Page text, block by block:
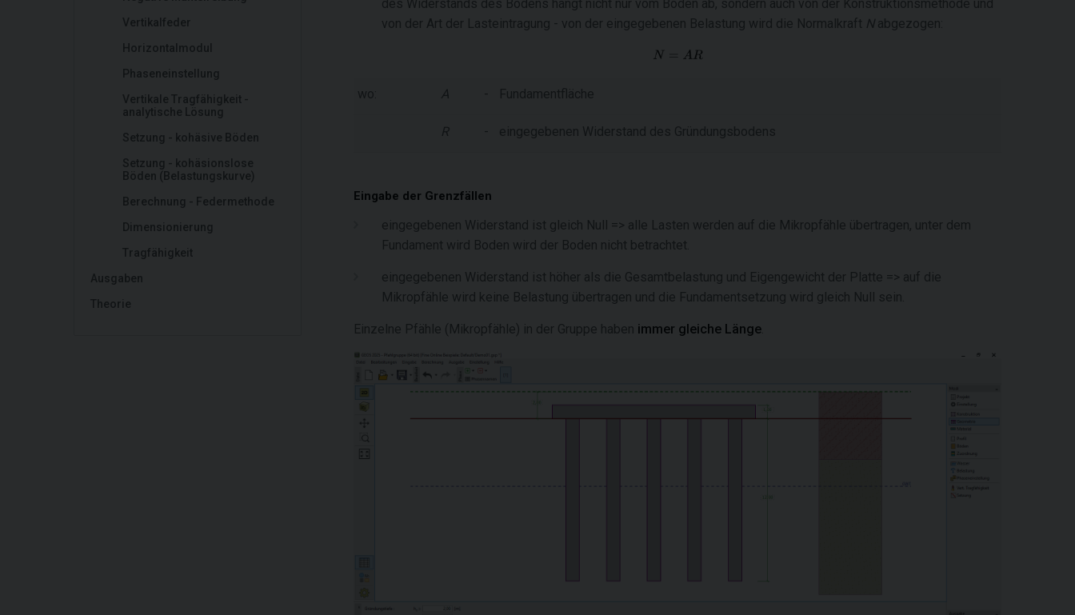
Vertikalfeder
Horizontalmodul
Phaseneinstellung
Vertikale Tragfähigkeit -
analytische Lösung
Setzung - kohäsive Böden
Setzung - kohäsionslose
Böden (Belastungskurve)
Berechnung - Federmethode
Dimensionierung
Tragfähigkeit
Ausgaben
Theorie
des Widerstands des Bodens hängt nicht nur vom Boden ab, sondern auch von der Konstruktionsmethode und
von der Art der Lasteintragung - von der eingegebenen Belastung wird die Normalkraft Nabgezogen:
wo: A - Fundamentfläche
R - eingegebenen Widerstand des Gründungsbodens
Eingabe der Grenzfällen
eingegebenen Widerstand ist gleich Null => alle Lasten werden auf die Mikropfähle übertragen, unter dem
Fundament wird Boden wird der Boden nicht betrachtet.
eingegebenen Widerstand ist höher als die Gesamtbelastung und Eigengewicht der Platte => auf die
Mikropfähle wird keine Belastung übertragen und die Fundamentsetzung wird gleich Null sein.
Einzelne Pfähle (Mikropfähle) in der Gruppe haben immer gleiche Länge